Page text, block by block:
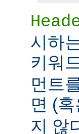
시하
키워
먼트
면 (혹
지 않